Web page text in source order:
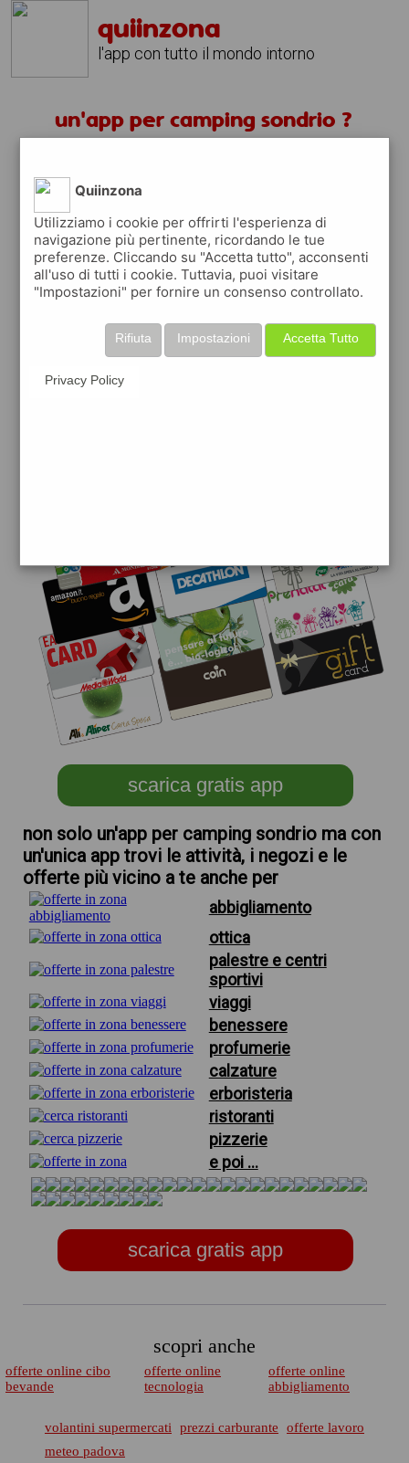
quiinzona
l'app con tutto il mondo intorno
un'app per camping sondrio ?
quiinzona è una app
gratuita
che ti aiuta se cerchi 'un'app per camping
sondrio ?' e che ti premia ogni volta che la
usi
raccogli punti da convertire inbuoni sconto
o gift card
per fare la spesa, fare
scarica gratis app
non solo un'app per camping sondrio ma con
un'unica app trovi le attività, i negozi e le
offerte più vicino a te anche per
abbigliamento
ottica
palestre e centri
sportivi
viaggi
benessere
profumerie
calzature
erboristeria
ristoranti
pizzerie
e poi ...
scarica gratis app
scopri anche
offerte online cibo
bevande
offerte online
tecnologia
offerte online
abbigliamento
volantini supermercati prezzi carburante
offerte lavoro
meteo padova
Quiinzona
Utilizziamo i cookie per offrirti l'esperienza di
navigazione più pertinente, ricordando le tue
preferenze. Cliccando su "Accetta tutto", acconsenti
all'uso di tutti i cookie. Tuttavia, puoi visitare
"Impostazioni" per fornire un consenso controllato.
Accetta Tutto
Impostazioni
Rifiuta
Privacy Policy